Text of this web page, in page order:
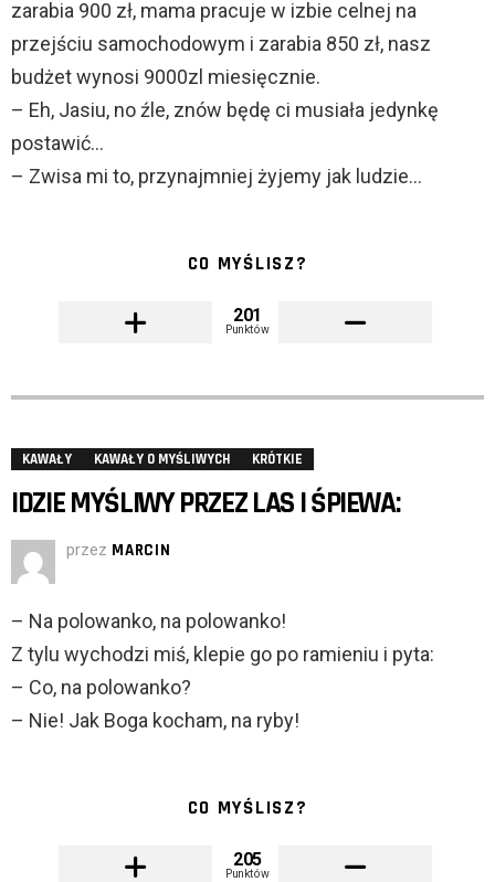
zarabia 900 zł, mama pracuje w izbie celnej na
przejściu samochodowym i zarabia 850 zł, nasz
budżet wynosi 9000zl miesięcznie.
– Eh, Jasiu, no źle, znów będę ci musiała jedynkę
postawić…
– Zwisa mi to, przynajmniej żyjemy jak ludzie…
CO MYŚLISZ?
201
Punktów
KAWAŁY KAWAŁY O MYŚLIWYCH KRÓTKIE
IDZIE MYŚLIWY PRZEZ LAS I ŚPIEWA:
przez MARCIN
– Na polowanko, na polowanko!
Z tylu wychodzi miś, klepie go po ramieniu i pyta:
– Co, na polowanko?
– Nie! Jak Boga kocham, na ryby!
CO MYŚLISZ?
205
Punktów